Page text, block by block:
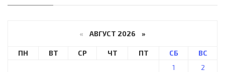
« АВГУСТ 2026 »
ПН ВТ СР ЧТ ПТ СБ
ВС
1
2